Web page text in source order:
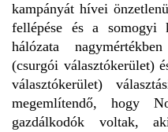
kampányát hívei
fellépése és a somogyi
hálózata
(csurgói választókerület)
választókerület)
megemlítendő, hogy
gazdálkodók voltak,